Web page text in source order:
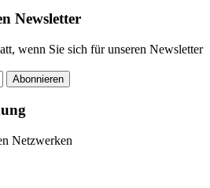
Newsletter
wenn Sie sich für unseren Newsletter
Abonnieren
Netzwerken